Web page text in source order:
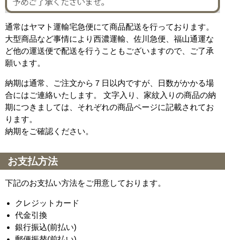
通常はヤマト運輸宅急便にて商品配送を行っております。
大型商品など事情により西濃運輸、佐川急便、福山通運な
ど他の運送便で配送を行うこともございますので、ご了承
願います。
納期は通常、ご注文から７日以内ですが、日数がかかる場
合にはご連絡いたします。 文字入り、家紋入りの商品の納
期につきましては、それぞれの商品ページに記載されてお
ります。
納期をご確認ください。
お支払方法
下記のお支払い方法をご用意しております。
クレジットカード
代金引換
銀行振込(前払い)